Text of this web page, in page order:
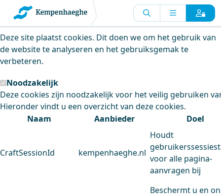
Kempenhaeghe maakt gebruik van
cookies
Deze site plaatst cookies. Dit doen we om het gebruik van
de website te analyseren en het gebruiksgemak te
verbeteren.
Noodzakelijk
Deze cookies zijn noodzakelijk voor het veilig gebruiken
Hieronder vindt u een overzicht van deze cookies.
Naam
Aanbieder Doel
CraftSessionId kempenhaeghe.nl
Houdt
voor alle pagina-
aanvragen bij
Beschermt u en